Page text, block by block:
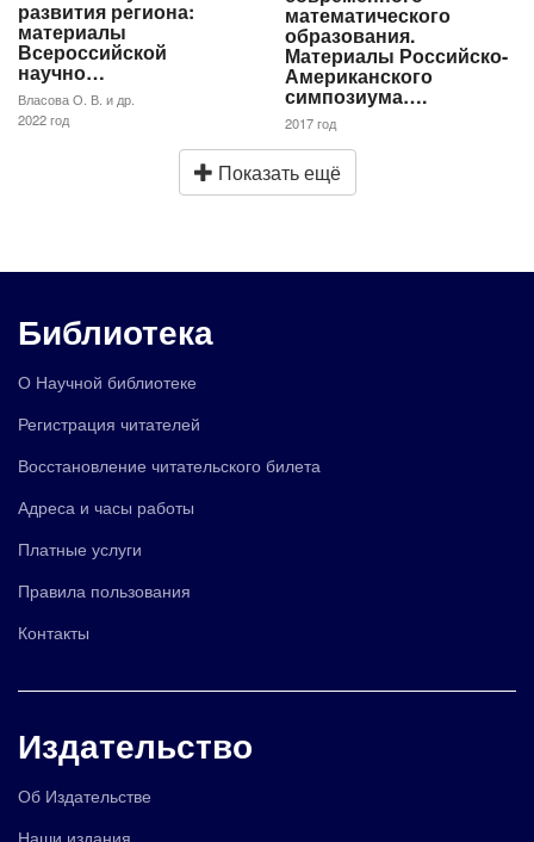
развития региона:
материалы
Всероссийской
научно…
Власова О. В. и др.
2022 год
математического
образования.
Материалы Российско-
Американского
симпозиума….
2017 год
Показать ещё
Библиотека
О Научной библиотеке
Регистрация читателей
Восстановление читательского билета
Адреса и часы работы
Платные услуги
Правила пользования
Контакты
Издательство
Об Издательстве
Наши издания